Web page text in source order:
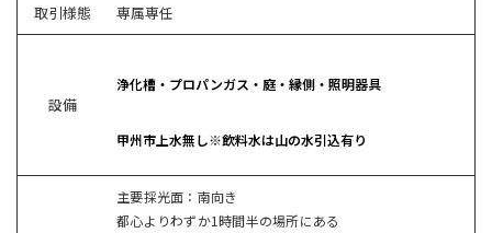
取引様態 専属専任
設備
浄化槽・プロパンガス・庭・縁側・照明器具
甲州市上水無し※飲料水は山の水引込有り
主要採光面：南向き
都心よりわずか1時間半の場所にある